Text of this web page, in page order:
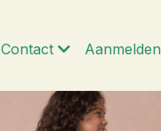
Contact Aanmelden